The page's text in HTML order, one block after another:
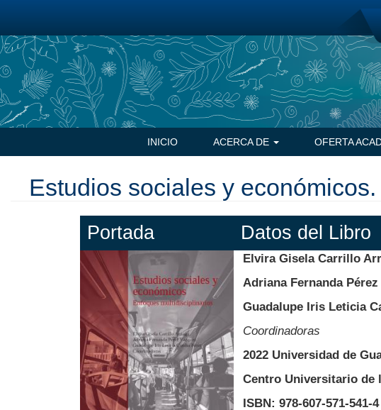
contenido
principal
Navegación
principal
INICIO ACERCA DE OFERTA
Estudios sociales y
Portada Datos del Libro
Elvira Gisela Carrillo
Adriana Fernanda Pérez
Guadalupe Iris Leticia
Coordinadoras
2022 Universidad de
Centro Universitario de
ISBN: 978-607-571-